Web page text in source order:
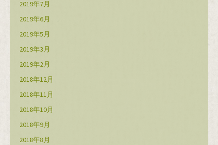
2019年7月
2019年6月
2019年5月
2019年3月
2019年2月
2018年12月
2018年11月
2018年10月
2018年9月
2018年8月